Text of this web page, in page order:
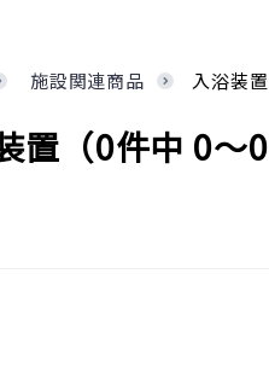
施設関連商品 入浴装置
置 （0件中 0～